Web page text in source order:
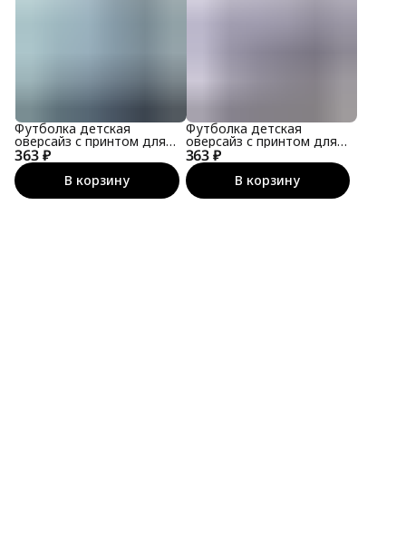
363 ₽
Футболка детская
оверсайз с принтом для
подростка
В корзину
363 ₽
Футболка детская
оверсайз с принтом для
подростка
В корзину